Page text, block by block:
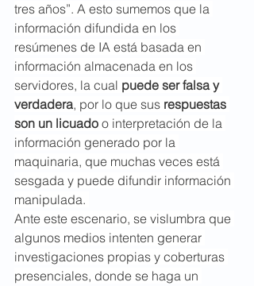
tres años”. A esto sumemos que la
información difundida en los
resúmenes de IA está basada en
información almacenada en los
servidores, la cual puede ser falsa y
verdadera, por lo que sus respuestas
son un licuado o interpretación de la
información generado por la
maquinaria, que muchas veces está
sesgada y puede difundir información
manipulada.
Ante este escenario, se vislumbra que
algunos medios intenten generar
investigaciones propias y coberturas
presenciales, donde se haga un